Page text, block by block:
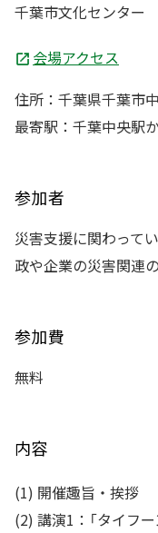
千葉市文化センター
会場アクセス
住所：千葉県千葉市
最寄駅：千葉中央駅
参加者
災害支援に関わって
政や企業の災害関連
参加費
無料
内容
(1) 開催趣旨・挨拶
(2) 講演1：「タイフ